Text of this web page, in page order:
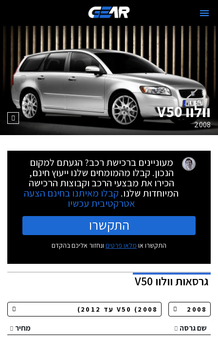
וולוו V50
2008
מעוניינים ברכישת רכב? הגעתם למקום
הנכון. קבלו מהמומחים שלנו ייעוץ חינם,
הכירו את מבצעי הרכב וקבוצות הרכישה
המיוחדות שלנו. קבלו מאיתנו בחינם הצעה
אטרקטיבית עכשיו
התקשרו
התקשרו או מלאו פרטים ונחזור אליכם בהקדם
גרסאותוולוו V50
שם גרסה
מחיר